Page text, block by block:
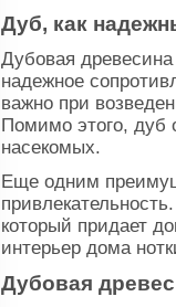
Дуб, как
Дубовая древесина
надежное
важно при
Помимо этого, дуб
насекомых.
Еще одним
который придает
интерьер дома
Дубовая